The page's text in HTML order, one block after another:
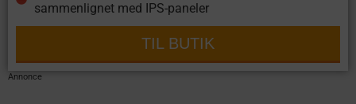
sammenlignet med IPS-paneler
TIL BUTIK
Annonce